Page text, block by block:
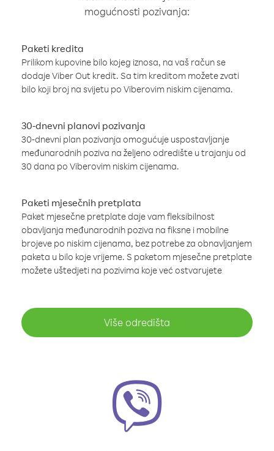
mogućnosti pozivanja:
Paketi kredita
Prilikom kupovine bilo kojeg iznosa, na vaš račun se
dodaje Viber Out kredit. Sa tim kreditom možete zvati
bilo koji broj na svijetu po Viberovim niskim cijenama.
30-dnevni planovi pozivanja
30-dnevni plan pozivanja omogućuje uspostavljanje
međunarodnih poziva na željeno odredište u trajanju od
30 dana po Viberovim niskim cijenama.
Paketi mjesečnih pretplata
Paket mjesečne pretplate daje vam fleksibilnost
obavljanja međunarodnih poziva na fiksne i mobilne
brojeve po niskim cijenama, bez potrebe za obnavljanjem
paketa u bilo koje vrijeme. S paketom mjesečne pretplate
možete uštedjeti na pozivima koje već ostvarujete
Više odredišta